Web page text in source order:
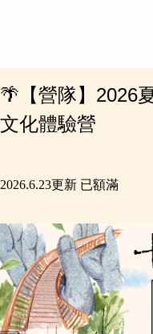
🌴【營隊】2026
文化體驗營
2026.6.23更新 已額滿